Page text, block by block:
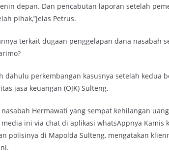
depan. Dan pencabutan laporan setelah
pihak,”jelas Petrus.
terkait dugaan penggelapan dana nasabah
perkembangan kasusnya setelah kedua
jasa keuangan (OJK) Sulteng.
Hermawati yang sempat kehilangan
ini via chat di aplikasi whatsAppnya Kamis
polisinya di Mapolda Sulteng, mengatakan